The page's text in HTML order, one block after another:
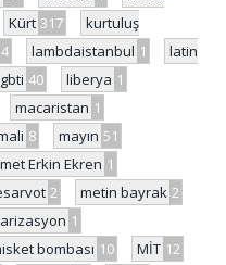
Kürt 317
kurtuluş
4 lambdaistanbul 1
latin
40 liberya 1
macaristan 1
8 mayın 51
Erkin Ekren 1
2 metin bayrak 2
1
bombası 10 MİT 12